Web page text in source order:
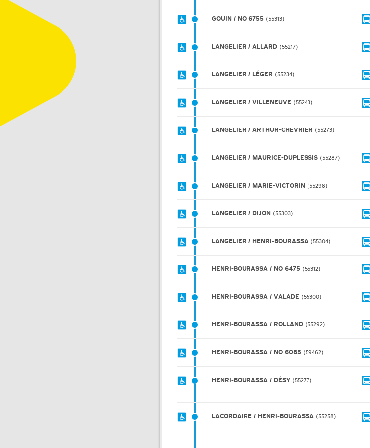
GOUIN / NO 6755 55313
LANGELIER / ALLARD 55217
LANGELIER / LÉGER 55234
LANGELIER / VILLENEUVE 55243
LANGELIER / ARTHUR-CHEVRIER 55273
LANGELIER / MAURICE-DUPLESSIS 55287
LANGELIER / MARIE-VICTORIN 55298
LANGELIER / DIJON 55303
LANGELIER / HENRI-BOURASSA 55304
HENRI-BOURASSA / NO 6475 55312
HENRI-BOURASSA / VALADE 55300
HENRI-BOURASSA / ROLLAND 55292
HENRI-BOURASSA / NO 6085 59462
HENRI-BOURASSA / DÉSY 55277
LACORDAIRE / HENRI-BOURASSA 55258